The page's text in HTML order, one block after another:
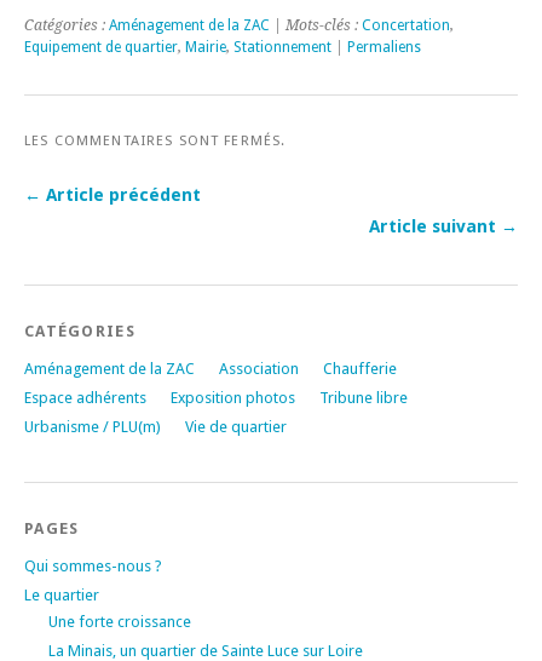
Catégories : Aménagement de la ZAC | Mots-clés : Concertation,
Equipement de quartier, Mairie, Stationnement Permaliens
LES COMMENTAIRES SONT FERMÉS.
← Article précédent
Article suivant →
CATÉGORIES
Aménagement de la ZAC Association
Chaufferie
Espace adhérents
Exposition photos
Tribune libre
Urbanisme / PLU(m)
Vie de quartier
PAGES
Qui sommes-nous ?
Le quartier
Une forte croissance
La Minais, un quartier de Sainte Luce sur Loire